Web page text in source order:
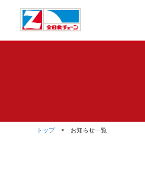
トップ> お知らせ一覧